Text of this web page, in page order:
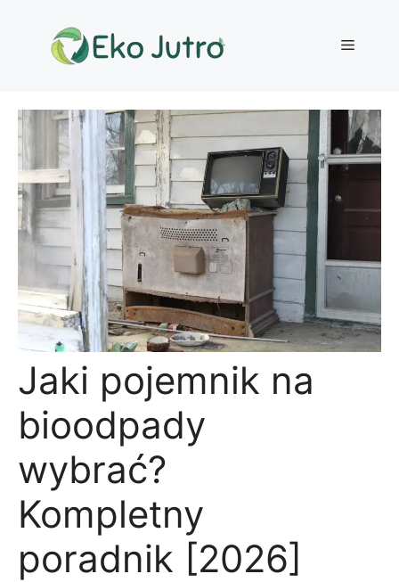
Menu
Jaki pojemnik na
bioodpady
wybrać?
Kompletny
poradnik [2026]